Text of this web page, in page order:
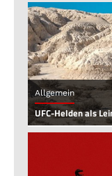
Allgemein
UFC-Helden als